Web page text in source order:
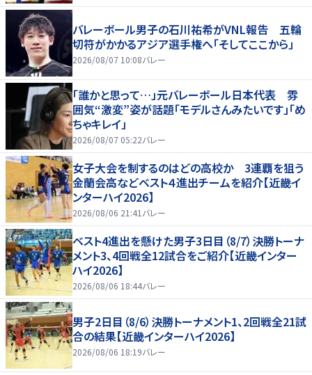
バレーボール男子の石川祐希がVNL報告 五輪
切符がかかるアジア選手権へ「そしてここから」
2026/08/07 10:08バレー
「誰かと思って…」元バレーボール日本代表 雰
囲気“激変”姿が話題「モデルさんみたいです」「め
ちゃキレイ」
2026/08/07 05:22バレー
女子大会を制するのはどの高校か 3連覇を狙う
金蘭会高などベスト４進出チームを紹介【近畿イ
ンターハイ2026】
2026/08/06 21:41 バレー
ベスト4進出を懸けた男子3日目（8/7）決勝トーナ
メント3、4回戦全12試合をご紹介【近畿インター
ハイ2026】
2026/08/06 18:44バレー
男子2日目（8/6）決勝トーナメント1、2回戦全21試
合の結果【近畿インターハイ2026】
2026/08/06 18:19バレー